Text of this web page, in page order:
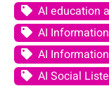
AI education
AI
AI
AI Social